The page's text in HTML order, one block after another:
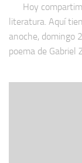
Hoy
literatura. Aquí
anoche, domingo
poema de Gabriel